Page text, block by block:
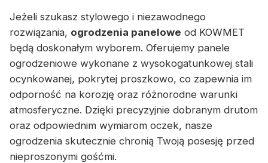
Jeżeli szukasz stylowego i niezawodnego
rozwiązania, ogrodzenia panelowe od KOWMET
będą doskonałym wyborem. Oferujemy panele
ogrodzeniowe wykonane z wysokogatunkowej stali
ocynkowanej, pokrytej proszkowo, co zapewnia im
odporność na korozję oraz różnorodne warunki
atmosferyczne. Dzięki precyzyjnie dobranym drutom
oraz odpowiednim wymiarom oczek, nasze
ogrodzenia skutecznie chronią Twoją posesję przed
nieproszonymi gośćmi.